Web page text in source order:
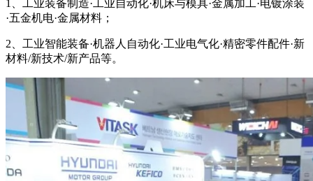
1、工业装备制造·工业自动化·机床与模具·金属加工·电镀涂装
·五金机电·金属材料；
2、工业智能装备·机器人自动化·工业电气化·精密零件配件·新
材料/新技术/新产品等。